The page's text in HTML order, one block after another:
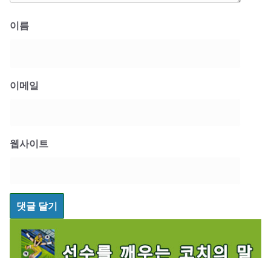
이름
이메일
웹사이트